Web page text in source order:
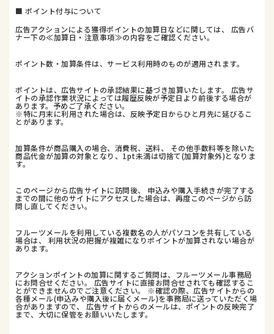
■ ポイント付与について
広告アクションによる獲得ポイントの加算日などに関しては、 広告バ
ナー下の≪加算日・注意事項≫の内容をご確認ください。
ポイント数・加算条件は、サービス利用時のものが適用されます。
ポイントは、広告サイトの承認結果に基づき加算いたします。 広告サ
イトの承認作業状況によっては履歴反映が予定日より前後する場合が
あります。予めご了承ください。
※特に月末に利用された場合は、反映予定日からひと月先に延びるこ
とがあります。
加算条件が商品購入の場合、消費税、送料、 その他手数料等を除いた
商品代金が加算の対象となり、1pt未満は切捨て(加算対象外)となりま
す。
このページから広告サイトに訪問後、 申込みや購入手続きが完了する
までの間に他のサイトにアクセスした場合は、再度このページから訪
問し直してください。
フルーツメールを利用している複数名の人がパソコンを共有している
場合は、 利用状況の把握が複雑になりポイントが加算されない場合が
あります。
アクションポイントの加算に関するご質問は、フルーツメール事務局
にお問合せください。 広告サイトに直接お問合せされても確認するこ
とができませんのでご注意ください。 ※確認の際、広告サイトからの
各種メール(申込みや購入後に届くメール)を事務局に送っていただく場
合がありますので、 広告サイトからのメールは、ポイントの反映完了
まで、大切に保管をお願いいたします。